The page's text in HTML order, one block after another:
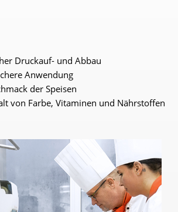
Druckauf- und Abbau
Anwendung
der Speisen
von Farbe, Vitaminen und Nährstoffen